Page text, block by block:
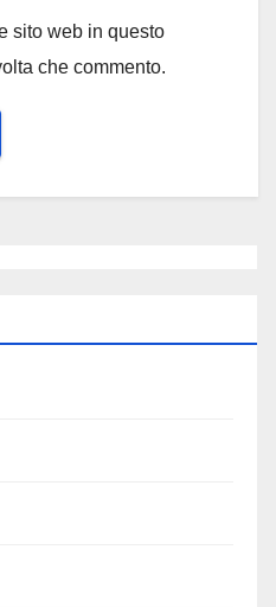
sito web in questo
che commento.